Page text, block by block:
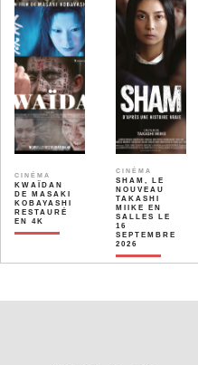
CINÉMA
KWAÏDAN
DE MASAKI
KOBAYASHI
RESTAURÉ
EN 4K
CINÉMA
SHAM, LE
NOUVEAU
TAKASHI
MIIKE EN
SALLES LE
16
SEPTEMBRE
2026